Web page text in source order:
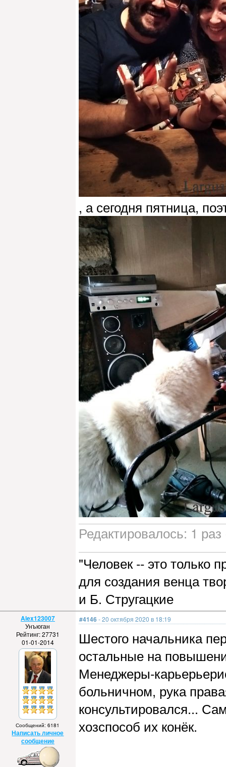
, а сегодня пятница,
Редактировалось: 1
"Человек -- это только
для создания венца
и Б. Стругацкие
Alex123007
Унъюган
Рейтинг: 27731
01-01-2014
Сообщений: 6181
Написать личное
сообщение
#4146- 20 октября 2020 в 18:19
Шестого начальника
остальные на
Менеджеры-
больничном, рука
консультировался...
хозспособ их конёк.